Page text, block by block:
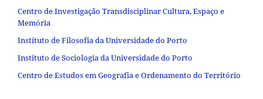
Centro de Investigação Transdisciplinar Cultura, Espaço e
Memória
Instituto de Filosofia da Universidade do Porto
Instituto de Sociologia da Universidade do Porto
Centro de Estudos em Geografia e Ordenamento do Território